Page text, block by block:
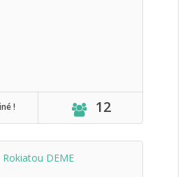
! 12
Rokiatou DEME